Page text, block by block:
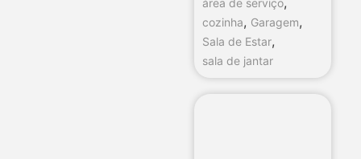
área de serviço
cozinha, Garagem,
Sala de Estar,
sala de jantar